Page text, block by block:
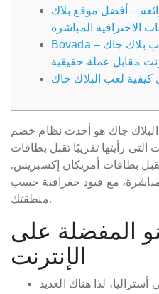
– أفضل موقع بلاك
الاحترافية المباشرة
Bovada – ألعاب بلاك جاك Better Alive
مقابل عملة حقيقية
كيفية لعب البلاك جاك
البلاك جاك هو أحدث نظام خصم
رأيتها تقريبًا تقبل بطاقات
يقبل بطاقات أمريكان إكسبريس.
مباشرة، مع قيود جغرافية حسب
منطقتك.
المفضلة على
الإنترنت
لذا هناك العديد